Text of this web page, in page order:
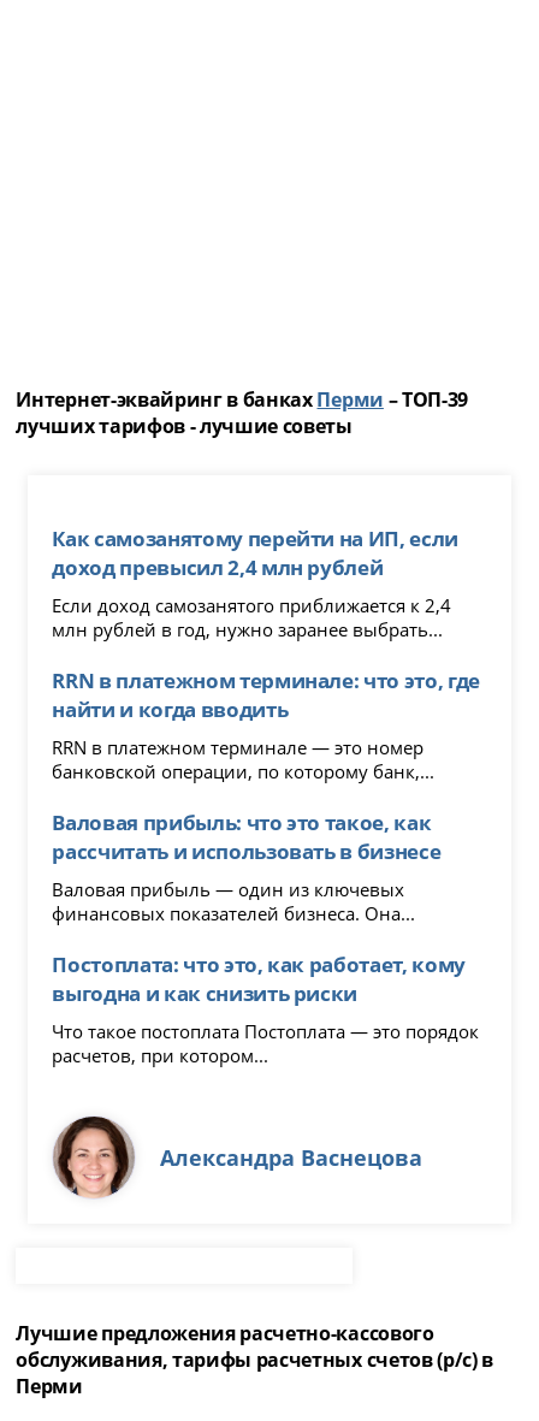
Интернет-эквайринг в банкахПерми – ТОП-39
лучших тарифов - лучшие советы
Как самозанятому перейти на ИП, если
доход превысил 2,4 млн рублей
Если доход самозанятого приближается к 2,4
млн рублей в год, нужно заранее выбрать...
RRN в платежном терминале: что это, где
найти и когда вводить
RRN в платежном терминале — это номер
банковской операции, по которому банк,...
Валовая прибыль: что это такое, как
рассчитать и использовать в бизнесе
Валовая прибыль — один из ключевых
финансовых показателей бизнеса. Она...
Постоплата: что это, как работает, кому
выгодна и как снизить риски
Что такое постоплата Постоплата — это порядок
расчетов, при котором...
Александра Васнецова
Лучшие предложения расчетно-кассового
обслуживания, тарифы расчетных счетов (р/с) в
Перми